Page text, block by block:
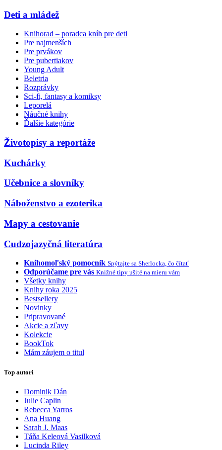
Deti a mládež
Knihorad – poradca kníh pre deti
Pre najmenších
Pre prvákov
Pre pubertiakov
Young Adult
Beletria
Rozprávky
Sci-fi, fantasy a komiksy
Leporelá
Náučné knihy
Ďalšie kategórie
Životopisy a reportáže
Kuchárky
Učebnice a slovníky
Náboženstvo a ezoterika
Mapy a cestovanie
Cudzojazyčná literatúra
Knihomoľský pomocník Spýtajte sa Sherlocka, čo čítať
Odporúčame pre vás Knižné tipy ušité na mieru vám
Všetky knihy
Knihy roka 2025
Bestsellery
Novinky
Pripravované
Akcie a zľavy
Kolekcie
BookTok
Mám záujem o titul
Top autori
Dominik Dán
Julie Caplin
Rebecca Yarros
Ana Huang
Sarah J. Maas
Táňa Keleová Vasilková
Lucinda Riley